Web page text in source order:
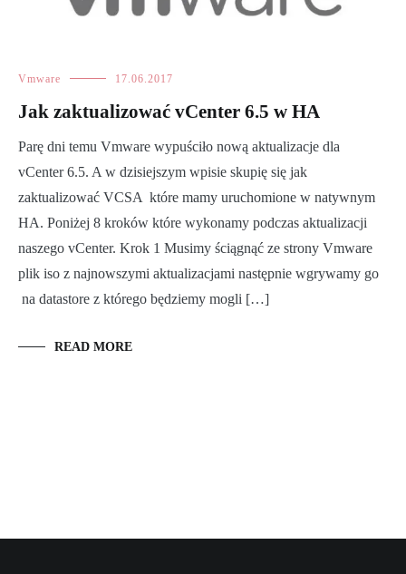
Vmware 17.06.2017
Jak zaktualizować vCenter 6.5 w HA
Parę dni temu Vmware wypuściło nową aktualizacje dla
vCenter 6.5. A w dzisiejszym wpisie skupię się jak
zaktualizować VCSA które mamy uruchomione w natywnym
HA. Poniżej 8 kroków które wykonamy podczas aktualizacji
naszego vCenter. Krok 1 Musimy ściągnąć ze strony Vmware
plik iso z najnowszymi aktualizacjami następnie wgrywamy go
na datastore z którego będziemy mogli […]
READ MORE